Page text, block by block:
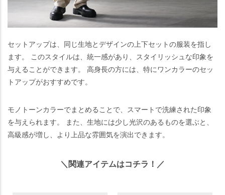
セットアップは、同じ生地とデザインの上下セットの服装を指し
ます。 このスタイルは、統一感があり、スタイリッシュな印象を
与えることができます。 高身長の方には、特にワンカラーのセッ
トアップがおすすめです。
モノトーンカラーでまとめることで、スマートで洗練された印象
を与えられます。 また、生地には少し光沢のあるものを選ぶと、
高級感が増し、より上品な雰囲気を演出できます。
＼関連アイテムはコチラ！／